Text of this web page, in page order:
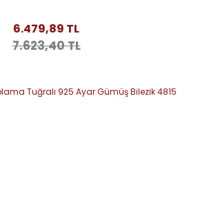
6.479,89 TL
7.623,40 TL